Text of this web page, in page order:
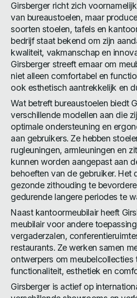
Girsberger richt zich
van bureaustoelen, maar
soorten stoelen, tafels en
bedrijf staat bekend om zijn
kwaliteit, vakmanschap en
Girsberger streeft ernaar om
niet alleen comfortabel en
ook esthetisch aantrekkelijk en
Wat betreft bureaustoelen biedt
verschillende modellen aan die
optimale ondersteuning en
aan gebruikers. Ze hebben
rugleuningen, armleuningen en
kunnen worden aangepast aan
behoeften van de gebruiker. Het
gezonde zithouding te
gedurende langere periodes te
Naast kantoormeubilair heeft
meubilair voor andere
vergaderzalen,
restaurants. Ze werken samen
ontwerpers om
functionaliteit, esthetiek en
Girsberger is actief op